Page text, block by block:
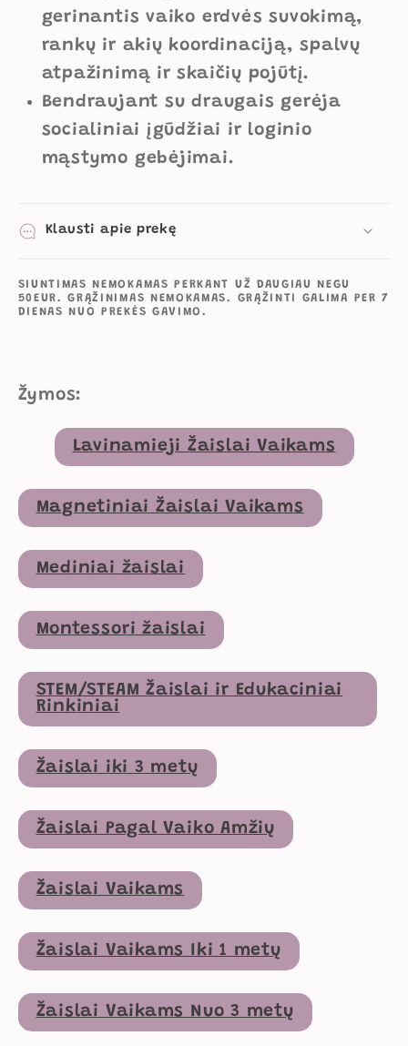
gerinantis vaiko erdvės suvokimą,
rankų ir akių koordinaciją, spalvų
atpažinimą ir skaičių pojūtį.
Bendraujant su draugais gerėja
socialiniai įgūdžiai ir loginio
mąstymo gebėjimai.
Klausti apie prekę
SIUNTIMAS NEMOKAMAS PERKANT UŽ DAUGIAU NEGU
50EUR. GRĄŽINIMAS NEMOKAMAS. GRĄŽINTI GALIMA PER 7
DIENAS NUO PREKĖS GAVIMO.
Žymos:
Lavinamieji Žaislai Vaikams
Magnetiniai Žaislai Vaikams
Mediniai žaislai
Montessori žaislai
STEM/STEAM Žaislai ir Edukaciniai
Rinkiniai
Žaislai iki 3 metų
Žaislai Pagal Vaiko Amžių
Žaislai Vaikams
Žaislai Vaikams Iki 1 metų
Žaislai Vaikams Nuo 3 metų